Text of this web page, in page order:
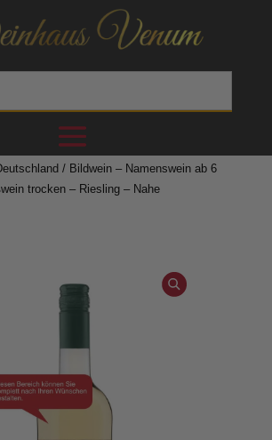
/ Bildwein – Namenswein ab 6
trocken – Riesling – Nahe